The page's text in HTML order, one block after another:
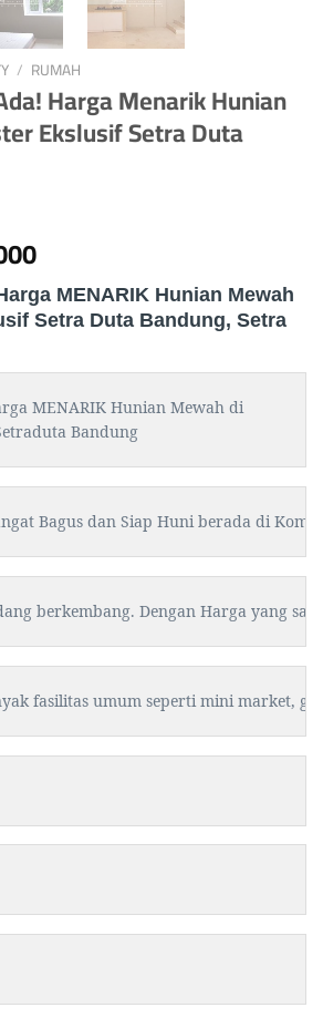
/ RUMAH
Harga Menarik Hunian
Ekslusif Setra Duta
MENARIK Hunian Mewah
Setra Duta Bandung, Setra
MENARIK Hunian Mewah di
Bandung
Bagus dan Siap Huni berada di
berkembang. Dengan Harga yang
fasilitas umum seperti mini market,